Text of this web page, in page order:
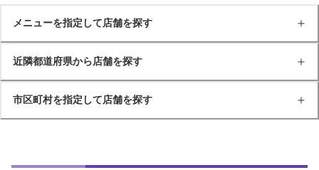
メニューを指定して店舗を探す
近隣都道府県から店舗を探す
市区町村を指定して店舗を探す